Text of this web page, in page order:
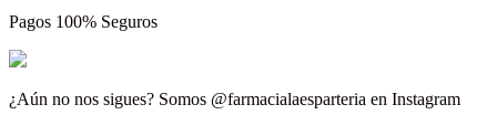
Pagos 100% Seguros
¿Aún no nos sigues? Somos @farmacialaesparteria en Instagram